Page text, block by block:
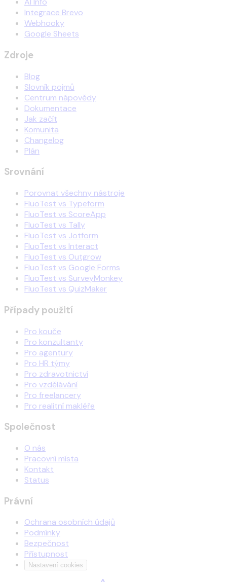
Integrace Brevo
Webhooky
Google Sheets
Zdroje
Blog
Slovník pojmů
Centrum nápovědy
Dokumentace
Jak začít
Komunita
Changelog
Plán
Srovnání
Porovnat všechny nástroje
FluoTest vs Typeform
FluoTest vs ScoreApp
FluoTest vs Tally
FluoTest vs Jotform
FluoTest vs Interact
FluoTest vs Outgrow
FluoTest vs Google Forms
FluoTest vs SurveyMonkey
FluoTest vs QuizMaker
Případy použití
Pro kouče
Pro konzultanty
Pro agentury
Pro HR týmy
Pro zdravotnictví
Pro vzdělávání
Pro freelancery
Pro realitní makléře
Společnost
O nás
Pracovní místa
Kontakt
Status
Právní
Ochrana osobních údajů
Podmínky
Bezpečnost
Přístupnost
Nastavení cookies